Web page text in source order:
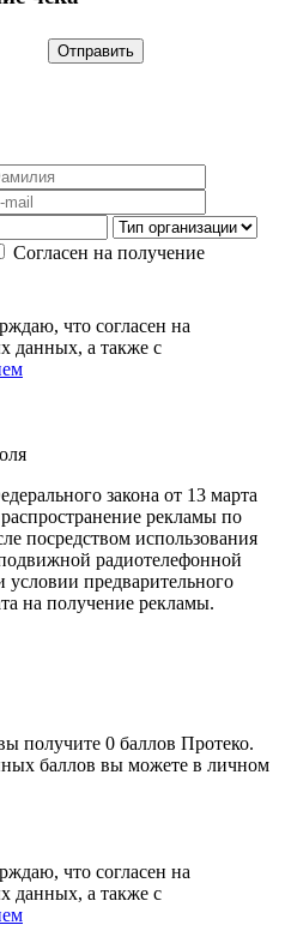
Отправить
Согласен на получение
что согласен на
данных, а также с
закона от 13 марта
рекламы по
посредством использования
радиотелефонной
условии предварительного
на получение рекламы.
получите 0 баллов Протеко.
баллов вы можете в личном
что согласен на
данных, а также с